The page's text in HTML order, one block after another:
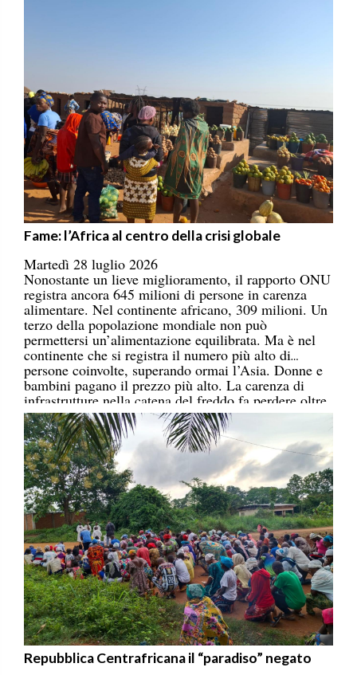
Fame: l’Africa al centro della crisi globale
Martedì 28 luglio 2026
Nonostante un lieve miglioramento, il rapporto ONU
registra ancora 645 milioni di persone in carenza
alimentare. Nel continente africano, 309 milioni. Un
terzo della popolazione mondiale non può
permettersi un’alimentazione equilibrata. Ma è nel
continente che si registra il numero più alto di
persone coinvolte, superando ormai l’Asia. Donne e
bambini pagano il prezzo più alto. La carenza di
infrastrutture nella catena del freddo fa perdere oltre
un terzo della produzione di frutta, verdura, pesce e
latticini.
Repubblica Centrafricana il “paradiso” negato